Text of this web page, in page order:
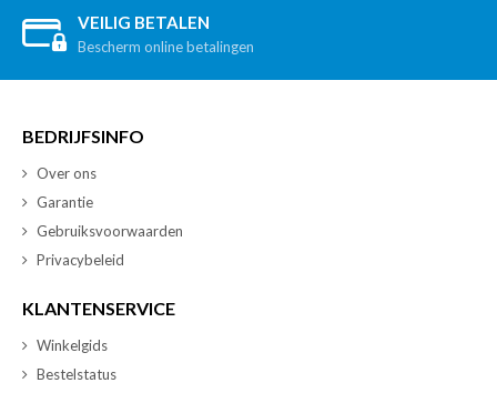
VEILIG BETALEN
Bescherm online betalingen
BEDRIJFSINFO
Over ons
Garantie
Gebruiksvoorwaarden
Privacybeleid
KLANTENSERVICE
Winkelgids
Bestelstatus